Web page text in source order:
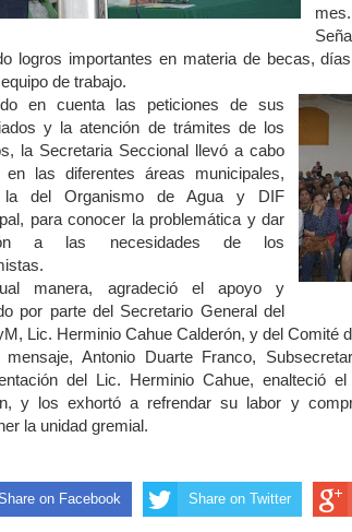
mes.
logros importantes en materia de becas,
de trabajo.
en cuenta las peticiones de sus
y la atención de trámites de los
la Secretaria Seccional llevó a cabo
en las diferentes áreas municipales,
la del Organismo de Agua y DIF
para conocer la problemática y dar
a las necesidades de los
manera, agradeció el apoyo y
por parte del Secretario General del
Lic. Herminio Cahue Calderón, y del Comité
Antonio Duarte Franco,
del Lic. Herminio Cahue, enalteció
y los exhortó a refrendar su labor y
la unidad gremial.
on Facebook Share on Twitter